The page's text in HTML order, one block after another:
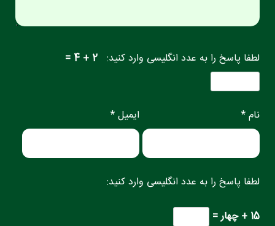
لطفا پاسخ را به عدد انگلیسی وارد کنید: 2 + 4 =
نام * ایمیل *
لطفا پاسخ را به عدد انگلیسی وارد کنید:
15 + چهار =